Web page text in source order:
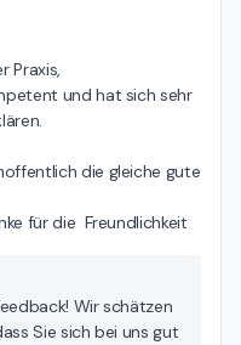
Praxis,
und hat sich sehr
die gleiche gute
für die  Freundlichkeit
Wir schätzen
Sie sich bei uns gut